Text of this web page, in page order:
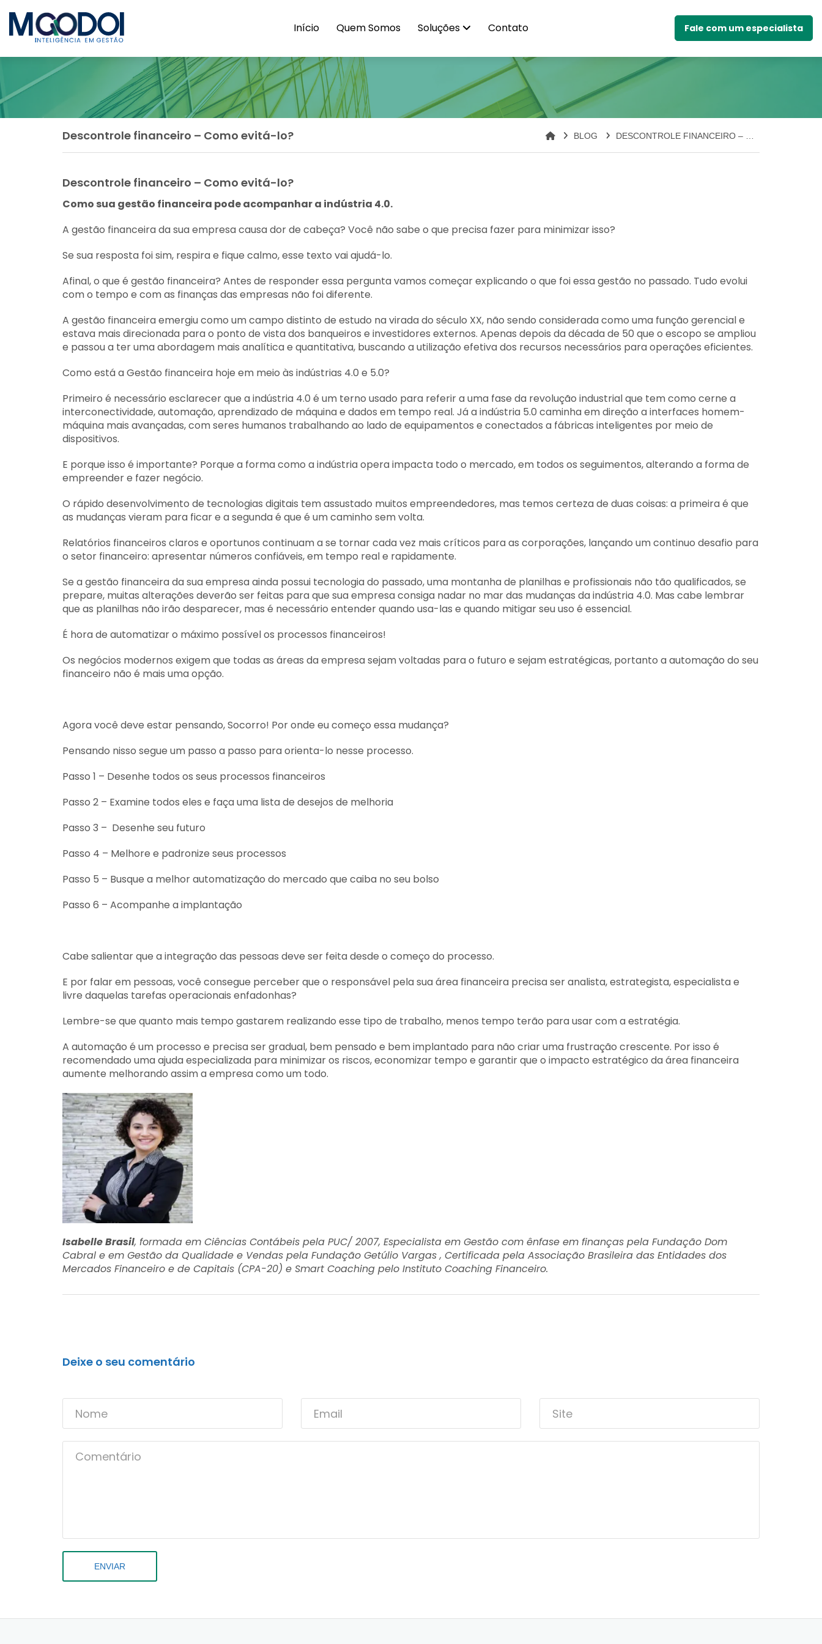
Início Quem Somos Soluções Contato Fale com um especialista
Descontrole financeiro – Como evitá-lo? BLOG
Descontrole financeiro – Como evitá-lo?
Como sua gestão financeira pode acompanhar a indústria 4.0.
A gestão financeira da sua empresa causa dor de cabeça? Você não sabe o que precisa fazer para minimizar isso?
Se sua resposta foi sim, respira e fique calmo, esse texto vai ajudá-lo.
Afinal, o que é gestão financeira? Antes de responder essa pergunta vamos começar explicando o que foi essa gestão no passado. Tudo evolui
com o tempo e com as finanças das empresas não foi diferente.
A gestão financeira emergiu como um campo distinto de estudo na virada do século XX, não sendo considerada como uma função gerencial e
estava mais direcionada para o ponto de vista dos banqueiros e investidores externos. Apenas depois da década de 50 que o escopo se ampliou
e passou a ter uma abordagem mais analítica e quantitativa, buscando a utilização efetiva dos recursos necessários para operações eficientes.
Como está a Gestão financeira hoje em meio às indústrias 4.0 e 5.0?
Primeiro é necessário esclarecer que a indústria 4.0 é um terno usado para referir a uma fase da revolução industrial que tem como cerne a
interconectividade, automação, aprendizado de máquina e dados em tempo real. Já a indústria 5.0 caminha em direção a interfaces homem-
máquina mais avançadas, com seres humanos trabalhando ao lado de equipamentos e conectados a fábricas inteligentes por meio de
dispositivos.
E porque isso é importante? Porque a forma como a indústria opera impacta todo o mercado, em todos os seguimentos, alterando a forma de
empreender e fazer negócio.
O rápido desenvolvimento de tecnologias digitais tem assustado muitos empreendedores, mas temos certeza de duas coisas: a primeira é que
as mudanças vieram para ficar e a segunda é que é um caminho sem volta.
Relatórios financeiros claros e oportunos continuam a se tornar cada vez mais críticos para as corporações, lançando um continuo desafio para
o setor financeiro: apresentar números confiáveis, em tempo real e rapidamente.
Se a gestão financeira da sua empresa ainda possui tecnologia do passado, uma montanha de planilhas e profissionais não tão qualificados, se
prepare, muitas alterações deverão ser feitas para que sua empresa consiga nadar no mar das mudanças da indústria 4.0. Mas cabe lembrar
que as planilhas não irão desparecer, mas é necessário entender quando usa-las e quando mitigar seu uso é essencial.
É hora de automatizar o máximo possível os processos financeiros!
Os negócios modernos exigem que todas as áreas da empresa sejam voltadas para o futuro e sejam estratégicas, portanto a automação do seu
financeiro não é mais uma opção.
Agora você deve estar pensando, Socorro! Por onde eu começo essa mudança?
Pensando nisso segue um passo a passo para orienta-lo nesse processo.
Passo 1 – Desenhe todos os seus processos financeiros
Passo 2 – Examine todos eles e faça uma lista de desejos de melhoria
Passo 3 – Desenhe seu futuro
Passo 4 – Melhore e padronize seus processos
Passo 5 – Busque a melhor automatização do mercado que caiba no seu bolso
Passo 6 – Acompanhe a implantação
Cabe salientar que a integração das pessoas deve ser feita desde o começo do processo.
E por falar em pessoas, você consegue perceber que o responsável pela sua área financeira precisa ser analista, estrategista, especialista e
livre daquelas tarefas operacionais enfadonhas?
Lembre-se que quanto mais tempo gastarem realizando esse tipo de trabalho, menos tempo terão para usar com a estratégia.
A automação é um processo e precisa ser gradual, bem pensado e bem implantado para não criar uma frustração crescente. Por isso é
recomendado uma ajuda especializada para minimizar os riscos, economizar tempo e garantir que o impacto estratégico da área financeira
aumente melhorando assim a empresa como um todo.
Isabelle Brasil, formada em Ciências Contábeis pela PUC/ 2007, Especialista em Gestão com ênfase em finanças pela Fundação Dom
Cabral e em Gestão da Qualidade e Vendas pela Fundação Getúlio Vargas , Certificada pela Associação Brasileira das Entidades dos
Mercados Financeiro e de Capitais (CPA-20) e Smart Coaching pelo Instituto Coaching Financeiro.
Deixe o seu comentário
ENVIAR